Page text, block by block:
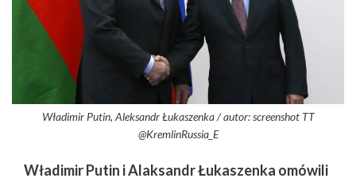
Władimir Putin, Aleksandr Łukaszenka / autor: screenshot TT
@KremlinRussia_E
Władimir Putin i Alaksandr Łukaszenka omówili